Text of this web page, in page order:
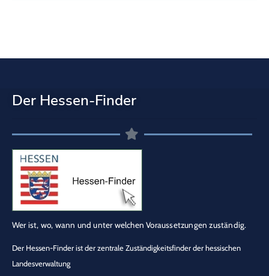
Der Hessen-Finder
Wer ist, wo, wann und unter welchen Voraussetzungen zuständig.
Der Hessen-Finder ist der zentrale Zuständigkeitsfinder der hessischen
Landesverwaltung